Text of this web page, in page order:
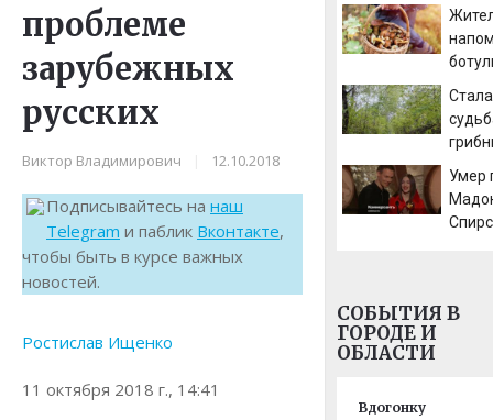
проблеме
зарубежных
русских
Виктор Владимирович 12.10.2018
Подписывайтесь на наш
Telegram и паблик Вконтакте,
чтобы быть в курсе важных
новостей.
Ростислав Ищенко
11 октября 2018 г., 14:41
сезон
Умер
СОБЫТИЯ В
ГОРОДЕ И
ОБЛАСТИ
Вдогонку